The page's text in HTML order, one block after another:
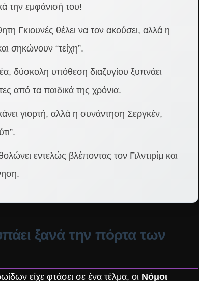
την εμφάνισή του!
Γκιουνές θέλει να τον ακούσει, αλλά η
σηκώνουν “τείχη”.
δύσκολη υπόθεση διαζυγίου ξυπνάει
από τα παιδικά της χρόνια.
γιορτή, αλλά η συνάντηση Σεργκέν,
εντελώς βλέποντας τον Γιλντιρίμ και
ξανά την πόρτα των
είχε φτάσει σε ένα τέλμα, οι Νόμοι